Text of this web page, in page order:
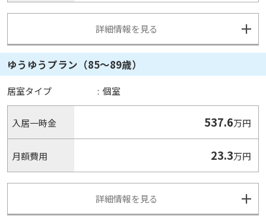
詳細情報を見る
ゆうゆうプラン（85～89歳）
居室タイプ : 個室
入居一時金 537.6万円
月額費用 23.3万円
詳細情報を見る